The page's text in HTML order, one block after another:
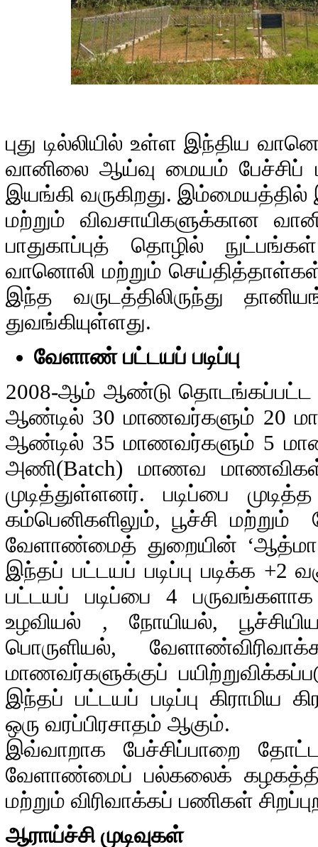
புது டில்லியில் உள்ள இந்திய
வானிலை ஆய்வு மையம்
இயங்கி வருகிறது. இம்மையத்தில்
மற்றும் விவசாயிகளுக்கான
பாதுகாப்புத் தொழில்
வானொலி மற்றும் செய்தித்தாள்கள்
இந்த வருடத்திலிருந்து
துவங்கியுள்ளது.
வேளாண் பட்டயப் படிப்பு
2008-ஆம் ஆண்டு
ஆண்டில் 30 மாணவர்களும் 20
ஆண்டில் 35 மாணவர்களும் 5
அணி(Batch) மாணவ
முடித்துள்ளனர். படிப்பை
கம்பெனிகளிலும், பூச்சி
வேளாண்மைத் துறையின்
இந்தப் பட்டயப் படிப்பு படிக்க +2
பட்டயப் படிப்பை 4
உழவியல் , நோயியல்,
பொருளியல்,
மாணவர்களுக்குப்
இந்தப் பட்டயப் படிப்பு கிராமிய
ஒரு வரப்பிரசாதம் ஆகும்.
இவ்வாறாக பேச்சிப்பாறை
வேளாண்மைப் பல்கலைக்
மற்றும் விரிவாக்கப் பணிகள்
ஆராய்ச்சி முடிவுகள்